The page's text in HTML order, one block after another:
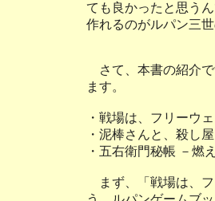
ても良かったと思う
作れるのがルパン三
さて、本書の紹介で
ます。
・戦場は、フリーウ
・泥棒さんと、殺し
・五右衛門秘帳 －燃
まず、「戦場は、フ